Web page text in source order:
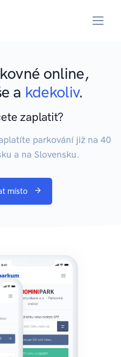
online,
a kdekoliv.
zaplatit?
parkování již na 40
a na Slovensku.
místo